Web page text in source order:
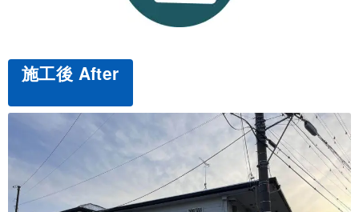
施工後 After